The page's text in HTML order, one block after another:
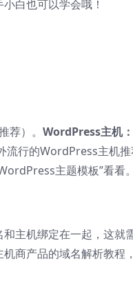
白也可以学会哦！
）。 WordPress主机：
行的WordPress主机推
主题模板”看看。
主机绑定在一起，这就
商产品的域名解析教程